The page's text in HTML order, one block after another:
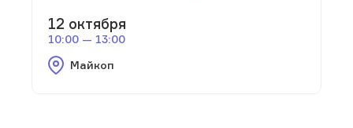
12 октября
10:00 — 13:00
Майкоп